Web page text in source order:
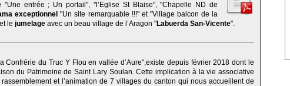
"Une entrée ; Un portail", "l’Eglise St Blaise", "Chapelle ND de
exceptionnel "Un site remarquable !!!" et "Village balcon de la
et le jumelage avec un beau village de l’Aragon "Labuerda San-Vicente".
Confrérie du Truc Y Flou en vallée d’Aure",existe depuis février 2018 dont le
du Patrimoine de Saint Lary Soulan. Cette implication à la vie associative
et l’animation de 7 villages du canton qui nous accueillent de